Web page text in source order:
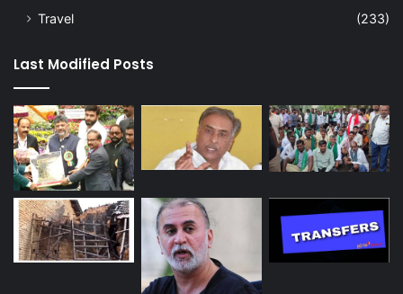
Travel
(233)
Last Modified Posts